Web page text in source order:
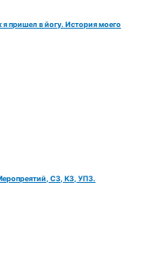
пришел в йогу. История моего
СЗ, КЗ, УПЗ.